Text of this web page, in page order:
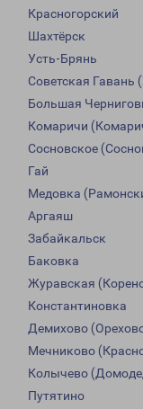
Красногорский
Шахтёрск
Усть-Брянь
Советская Гавань
Большая
Комаричи
Сосновское
Гай
Медовка
Аргаяш
Забайкальск
Баковка
Журавская
Константиновка
Демихово
Мечниково
Колычево
Путятино